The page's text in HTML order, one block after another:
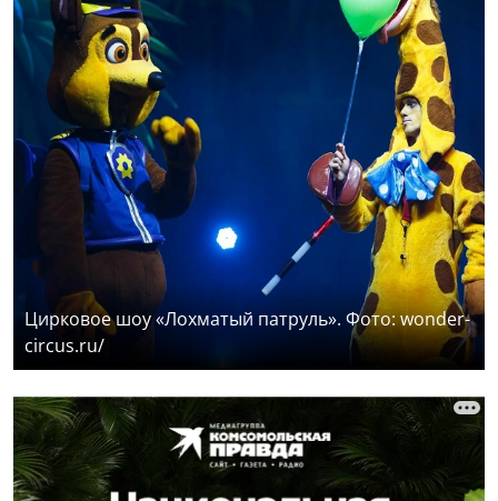
Цирковое шоу «Лохматый патруль». Фото: wonder-
circus.ru/